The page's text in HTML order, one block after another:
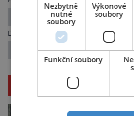
Může vitamin D snížit riziko
Další článek
Největší monolit světa září
SOUVISEJÍCÍ
Nezbytně
nutné
soubory
Výkonové
soubory
Funkční soubory